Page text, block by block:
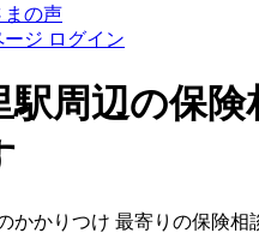
まの声
ージ ログイン
駅周辺の保険
かかりつけ 最寄りの保険相